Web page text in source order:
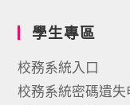
學生專區
校務系統入口
校務系統密碼遺失